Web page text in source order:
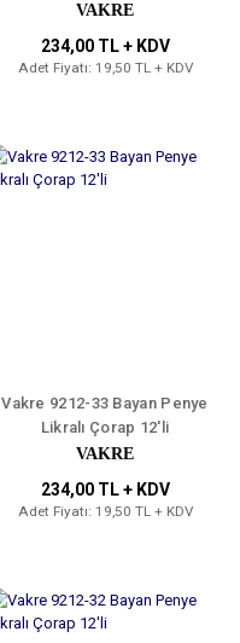
VAKRE
234,00 TL + KDV
Adet Fiyatı: 19,50 TL + KDV
Vakre 9212-33 Bayan Penye
Likralı Çorap 12'li
VAKRE
234,00 TL + KDV
Adet Fiyatı: 19,50 TL + KDV